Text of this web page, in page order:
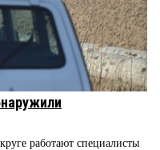
работают специалисты